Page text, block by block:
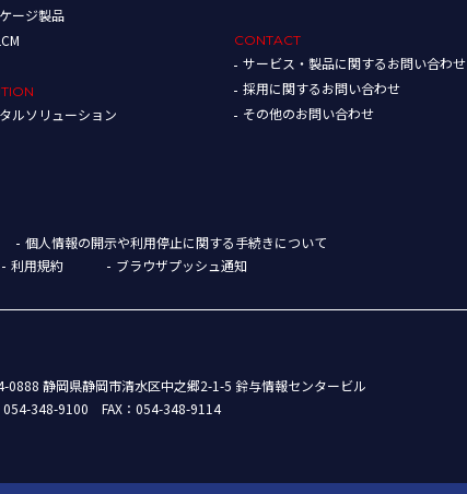
ージ製品
ルソリューション
CONTACT
サービス・製品に関するお問い合わせ
採用に関するお問い合わせ
その他のお問い合わせ
個人情報の開示や利用停止に関する手続きについて
利用規約 ブラウザプッシュ通知
0888 静岡県静岡市清水区中之郷2-1-5 鈴与情報センタービル
054-348-9100 FAX：054-348-9114